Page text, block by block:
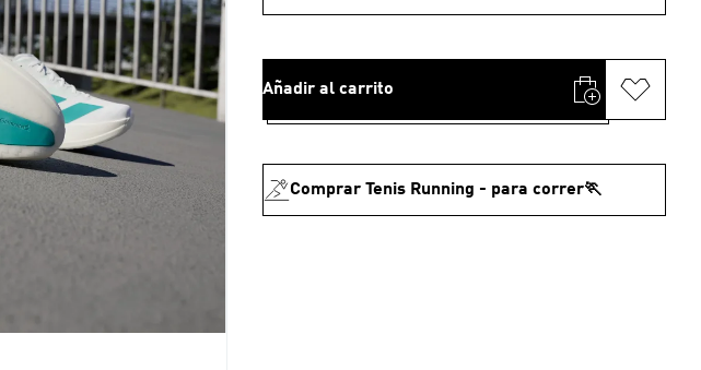
Añadir al carrito
Comprar Tenis Running - para correr🏃